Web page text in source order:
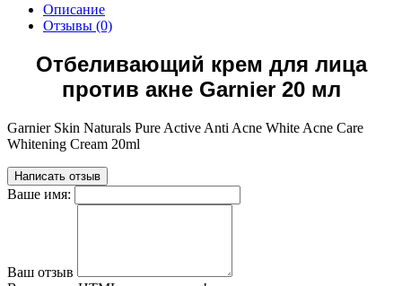
Описание
Отзывы (0)
Отбеливающий крем для лица
против акне Garnier 20 мл
Garnier Skin Naturals Pure Active Anti Acne White Acne Care
Whitening Cream 20ml
Написать отзыв
Ваше имя:
Ваш отзыв